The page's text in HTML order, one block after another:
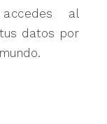
al
datos por